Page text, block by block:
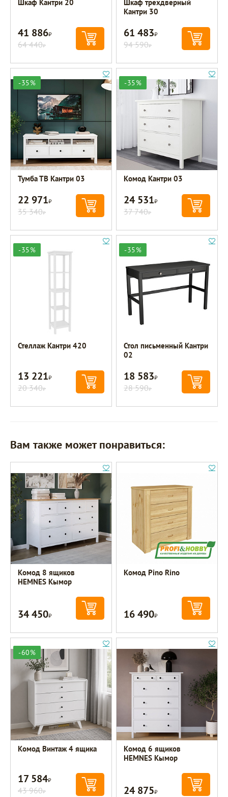
Шкаф Кантри 20
41 886Р
64 440Р
Шкаф трехдверный
Кантри 30
61 483Р
94 590Р
-35%
Тумба ТВ Кантри 03
22 971Р
35 340Р
-35%
Комод Кантри 03
24 531Р
37 740Р
-35%
Стеллаж Кантри 420
13 221Р
20 340Р
-35%
Стол письменный Кантри
02
18 583Р
28 590Р
Вам также может понравиться:
Комод 8 ящиков
HEMNES Кымор
34 450Р
Комод Pino Rino
16 490Р
-60%
Комод Винтаж 4 ящика
17 584Р
43 960Р
Комод 6 ящиков
HEMNES Кымор
24 875Р